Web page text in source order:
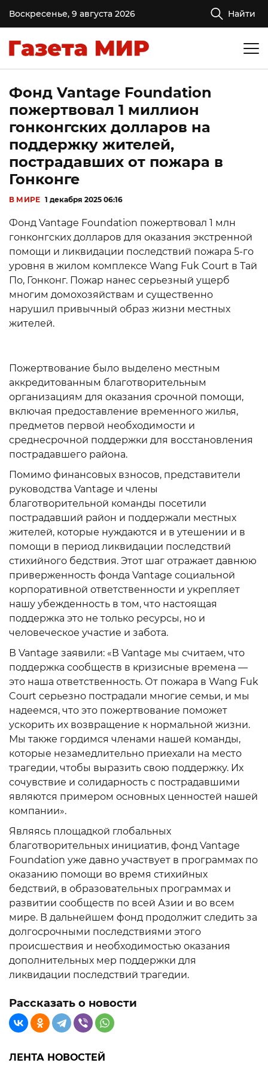
Воскресенье, 9 августа 2026 Найти
Фонд Vantage Foundation
пожертвовал 1 миллион
гонконгских долларов на
поддержку жителей,
пострадавших от пожара в
Гонконге
В МИРЕ 1 декабря 2025 06:16
Фонд Vantage Foundation пожертвовал 1 млн
гонконгских долларов для оказания экстренной
помощи и ликвидации последствий пожара 5-го
уровня в жилом комплексе Wang Fuk Court в Тай
По, Гонконг. Пожар нанес серьезный ущерб
многим домохозяйствам и существенно
нарушил привычный образ жизни местных
жителей.
Пожертвование было выделено местным
аккредитованным благотворительным
организациям для оказания срочной помощи,
включая предоставление временного жилья,
предметов первой необходимости и
среднесрочной поддержки для восстановления
пострадавшего района.
Помимо финансовых взносов, представители
руководства Vantage и члены
благотворительной команды посетили
пострадавший район и поддержали местных
жителей, которые нуждаются и в утешении и в
помощи в период ликвидации последствий
стихийного бедствия. Этот шаг отражает давнюю
приверженность фонда Vantage социальной
корпоративной ответственности и укрепляет
нашу убежденность в том, что настоящая
поддержка это не только ресурсы, но и
человеческое участие и забота.
В Vantage заявили: «В Vantage мы считаем, что
поддержка сообществ в кризисные времена —
это наша ответственность. От пожара в Wang Fuk
Court серьезно пострадали многие семьи, и мы
надеемся, что это пожертвование поможет
ускорить их возвращение к нормальной жизни.
Мы также гордимся членами нашей команды,
которые незамедлительно приехали на место
трагедии, чтобы выразить свою поддержку. Их
сочувствие и солидарность с пострадавшими
являются примером основных ценностей нашей
компании».
Являясь площадкой глобальных
благотворительных инициатив, фонд Vantage
Foundation уже давно участвует в программах по
оказанию помощи во время стихийных
бедствий, в образовательных программах и
развитии сообществ по всей Азии и во всем
мире. В дальнейшем фонд продолжит следить за
долгосрочными последствиями этого
происшествия и необходимостью оказания
дополнительных мер поддержки для
ликвидации последствий трагедии.
Рассказать о новости
ЛЕНТА НОВОСТЕЙ